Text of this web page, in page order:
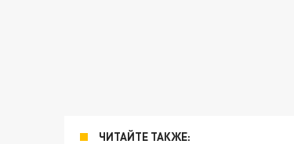
ЧИТАЙТЕ ТАКЖЕ: